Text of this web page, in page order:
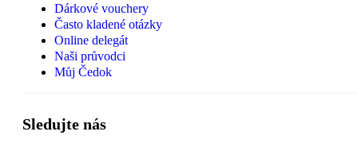
Dárkové vouchery
Často kladené otázky
Online delegát
Naši průvodci
Můj Čedok
Sledujte nás